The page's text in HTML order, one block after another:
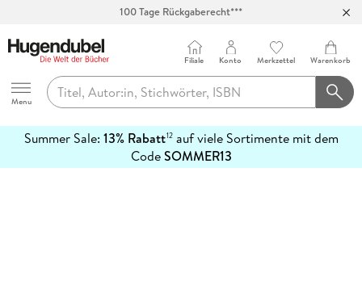
100 Tage Rückgaberecht***
Hugendubel
Menu
Filiale Konto Merkzettel Warenkorb
Summer Sale: 13% Rabatt12auf viele Sortimente mit dem
CodeSOMMER13
erfahren